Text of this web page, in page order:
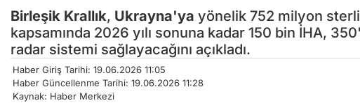
Birleşik Krallık, Ukrayna'ya yönelik 752 milyon
kapsamında 2026 yılı sonuna kadar 150 bin İHA,
radar sistemi sağlayacağını açıkladı.
Haber Giriş Tarihi: 19.06.2026 11:05
Haber Güncellenme Tarihi: 19.06.2026 11:28
Kaynak: Haber Merkezi